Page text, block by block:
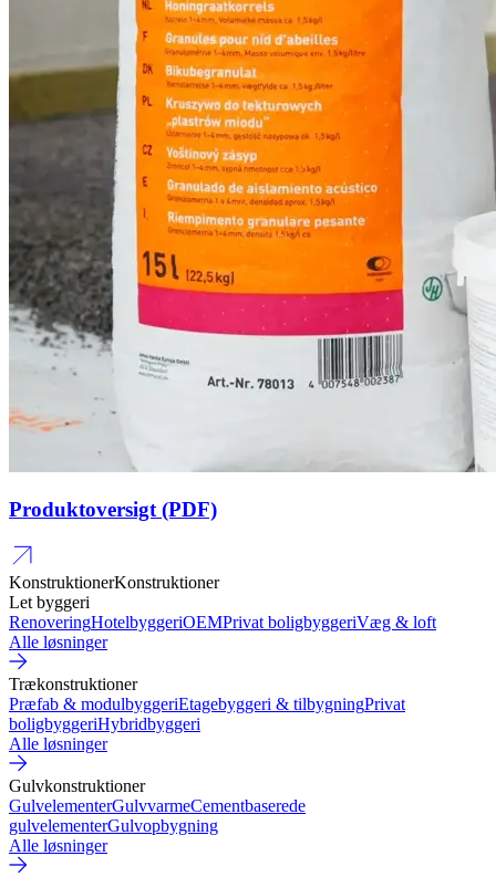
Produktoversigt (PDF)
KonstruktionerKonstruktioner
Let byggeri
RenoveringHotelbyggeriOEMPrivat boligbyggeriVæg & loft
Alle løsninger
Trækonstruktioner
Præfab & modulbyggeriEtagebyggeri & tilbygningPrivat
boligbyggeriHybridbyggeri
Alle løsninger
Gulvkonstruktioner
GulvelementerGulvvarmeCementbaserede
gulvelementerGulvopbygning
Alle løsninger